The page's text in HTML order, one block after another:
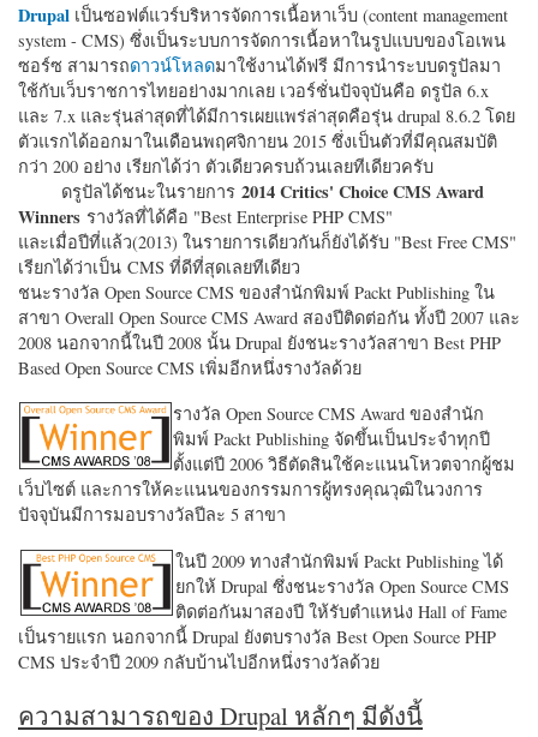
Drupal เป็นซอฟต์แวร์บริหารจัดการเนื้อหาเว็บ (content management
system - CMS) ซึ่งเป็นระบบการจัดการเนื้อหาในรูปแบบของโอเพน
ซอร์ซ สามารถดาวน์โหลดมาใช้งานได้ฟรี มีการนำระบบดรูปัลมา
ใช้กับเว็บราชการไทยอย่างมากเลย เวอร์ชั่นปัจจุบันคือ ดรูปัล 6.x
และ 7.x และรุ่นล่าสุดที่ได้มีการเผยแพร่ล่าสุดคือรุ่น drupal 8.6.2 โดย
ตัวแรกได้ออกมาในเดือนพฤศจิกายน 2015 ซึ่งเป็นตัวที่มีคุณสมบัติ
กว่า 200 อย่าง เรียกได้ว่า ตัวเดียวครบถ้วนเลยทีเดียวครับ
ดรูปัลได้ชนะในรายการ 2014 Critics' Choice CMS Award
Winners รางวัลที่ได้คือ "Best Enterprise PHP CMS"
และเมื่อปีที่แล้ว(2013) ในรายการเดียวกันก็ยังได้รับ "Best Free CMS"
เรียกได้ว่าเป็น CMS ที่ดีที่สุดเลยทีเดียว
ชนะรางวัล Open Source CMS ของสำนักพิมพ์ Packt Publishing ใน
สาขา Overall Open Source CMS Award สองปีติดต่อกัน ทั้งปี 2007 และ
2008 นอกจากนี้ในปี 2008 นั้น Drupal ยังชนะรางวัลสาขา Best PHP
Based Open Source CMS เพิ่มอีกหนึ่งรางวัลด้วย
รางวัล Open Source CMS Award ของสำนัก
พิมพ์ Packt Publishing จัดขึ้นเป็นประจำทุกปี
ตั้งแต่ปี 2006 วิธีตัดสินใช้คะแนนโหวตจากผู้ชม
เว็บไซต์ และการให้คะแนนของกรรมการผู้ทรงคุณวุฒิในวงการ
ปัจจุบันมีการมอบรางวัลปีละ 5 สาขา
ในปี 2009 ทางสำนักพิมพ์ Packt Publishing ได้
ยกให้ Drupal ซึ่งชนะรางวัล Open Source CMS
ติดต่อกันมาสองปี ให้รับตำแหน่ง Hall of Fame
เป็นรายแรก นอกจากนี้ Drupal ยังตบรางวัล Best Open Source PHP
CMS ประจำปี 2009 กลับบ้านไปอีกหนึ่งรางวัลด้วย
ความสามารถของ Drupal หลักๆ มีดังนี้